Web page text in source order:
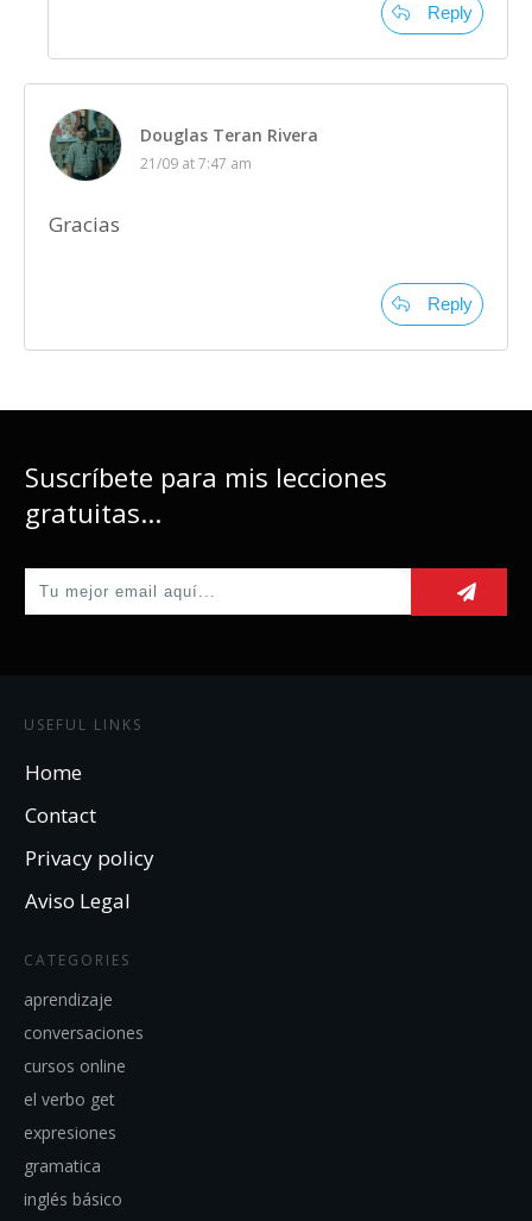
Reply
Douglas Teran Rivera
21/09 at 7:47 am
Gracias
Reply
Suscríbete para mis lecciones
gratuitas...
USEFUL LINKS
Home
Contact
Privacy policy
Aviso Legal
CATEGORIES
aprendizaje
conversaciones
cursos online
el verbo get
expresiones
gramatica
inglés básico